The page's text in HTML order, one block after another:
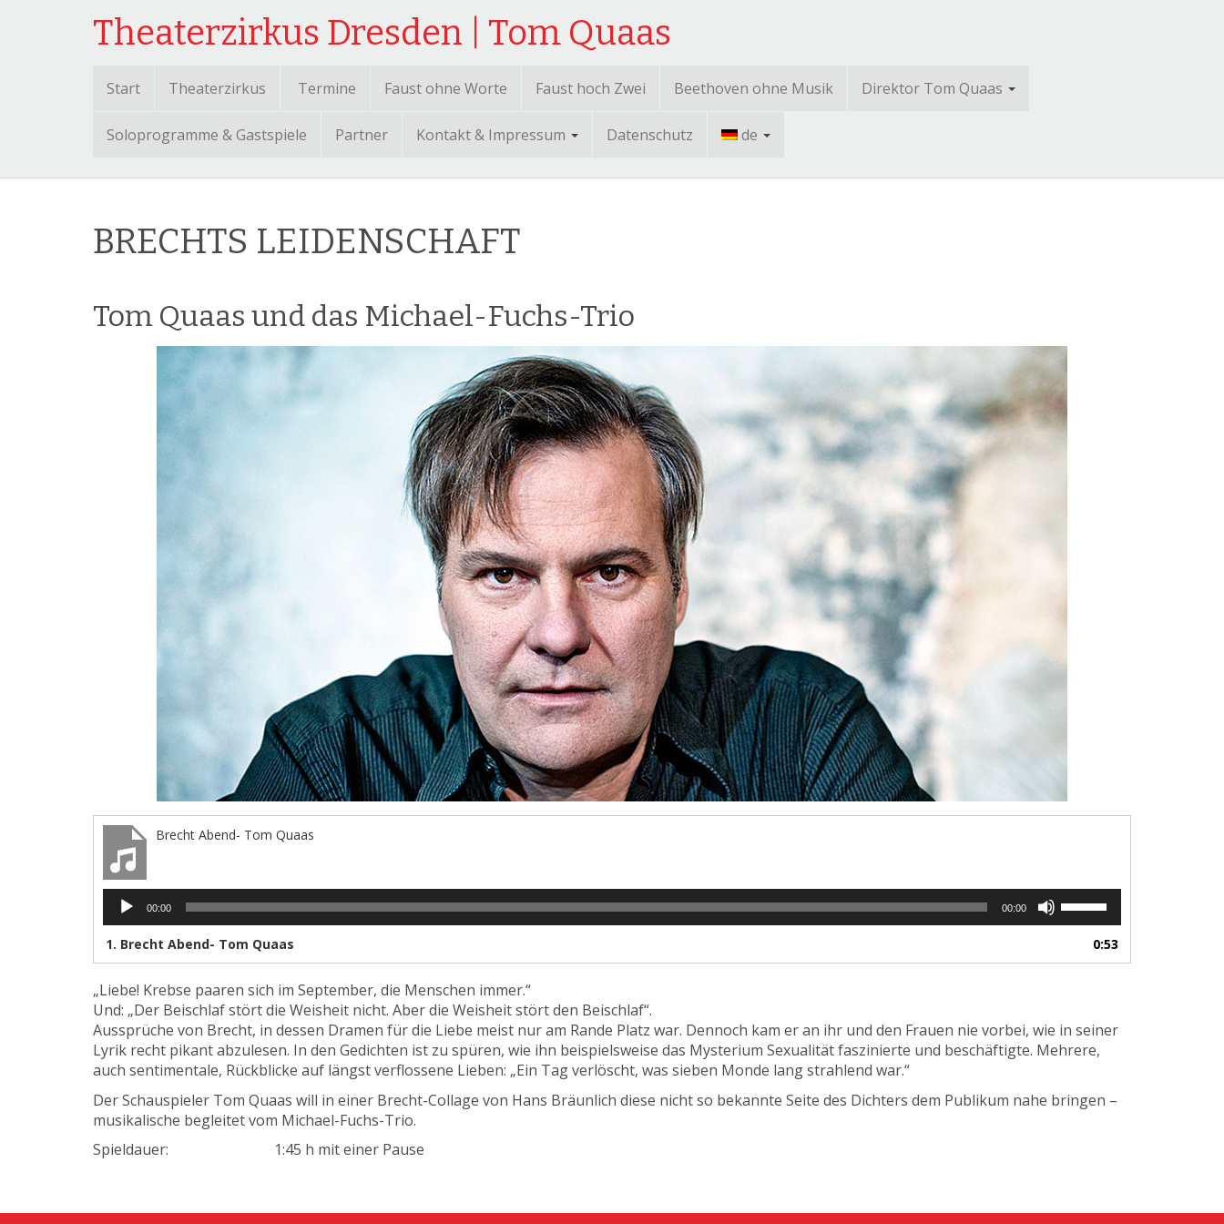
Theaterzirkus Dresden | Tom Quaas
Start Theaterzirkus Termine Faust ohne Worte Faust hoch Zwei Beethoven ohne Musik Direktor Tom Quaas
Soloprogramme & Gastspiele Partner Kontakt & Impressum Datenschutz de
BRECHTS LEIDENSCHAFT
Tom Quaas und das Michael-Fuchs-Trio
Brecht Abend- Tom Quaas
Audio-
Player
00:00 00:00
regeln.
1. Brecht Abend- Tom Quaas 0:53
„Liebe! Krebse paaren sich im September, die Menschen immer.“
Und: „Der Beischlaf stört die Weisheit nicht. Aber die Weisheit stört den Beischlaf“.
Aussprüche von Brecht, in dessen Dramen für die Liebe meist nur am Rande Platz war. Dennoch kam er an ihr und den Frauen nie vorbei, wie in seiner
Lyrik recht pikant abzulesen. In den Gedichten ist zu spüren, wie ihn beispielsweise das Mysterium Sexualität faszinierte und beschäftigte. Mehrere,
auch sentimentale, Rückblicke auf längst verflossene Lieben: „Ein Tag verlöscht, was sieben Monde lang strahlend war.“
Der Schauspieler Tom Quaas will in einer Brecht-Collage von Hans Bräunlich diese nicht so bekannte Seite des Dichters dem Publikum nahe bringen –
musikalische begleitet vom Michael-Fuchs-Trio.
Spieldauer: 1:45 h mit einer Pause